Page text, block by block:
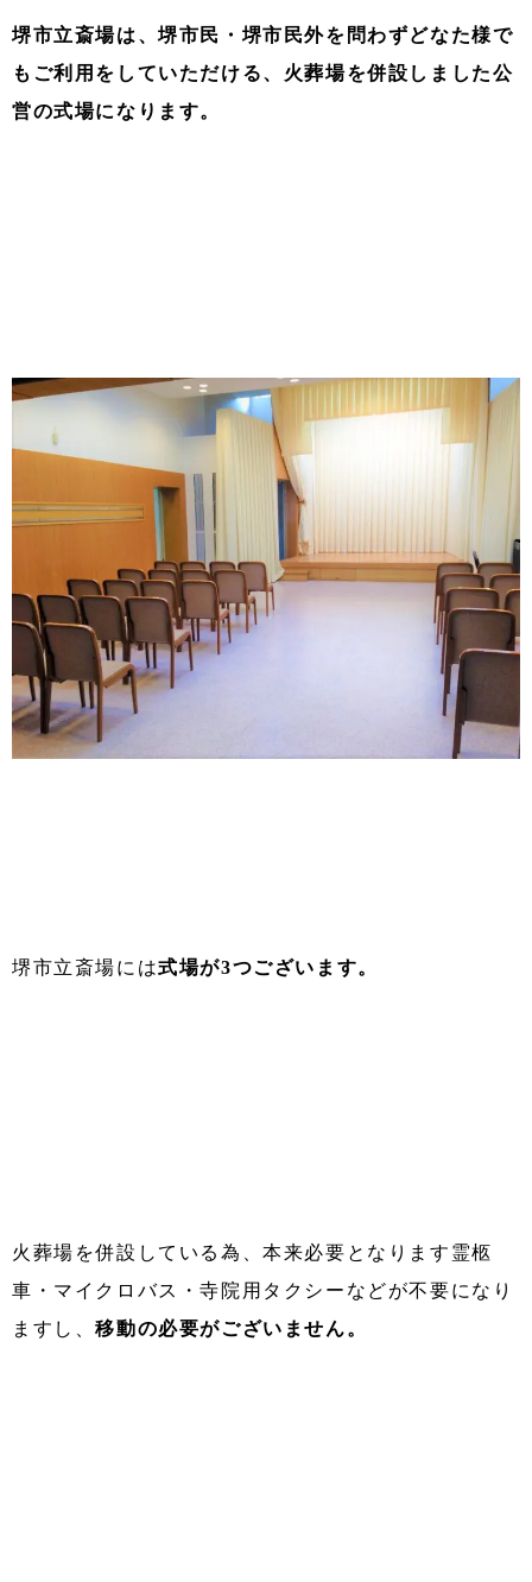
堺市立斎場は、堺市民・堺市民外を問わずどなた様で
もご利用をしていただける、火葬場を併設しました公
営の式場になります。
堺市立斎場には式場が3つござい ます。
火葬場を併設している為、本来必要となります霊柩
車・マイクロバス・寺院用タクシーなどが不要になり
ますし、移動の必要がございません。